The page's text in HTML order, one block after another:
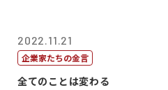
2022.11.21
企業家たちの金言
全てのことは変わる